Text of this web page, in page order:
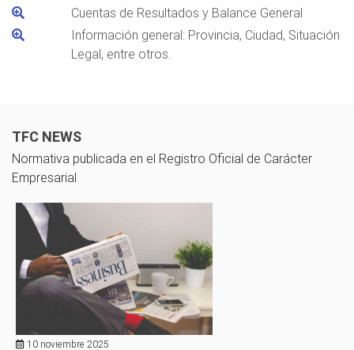
Cuentas de Resultados y Balance General
Información general: Provincia, Ciudad, Situación
Legal, entre otros.
TFC NEWS
Normativa publicada en el Registro Oficial de Carácter
Empresarial
10 noviembre 2025